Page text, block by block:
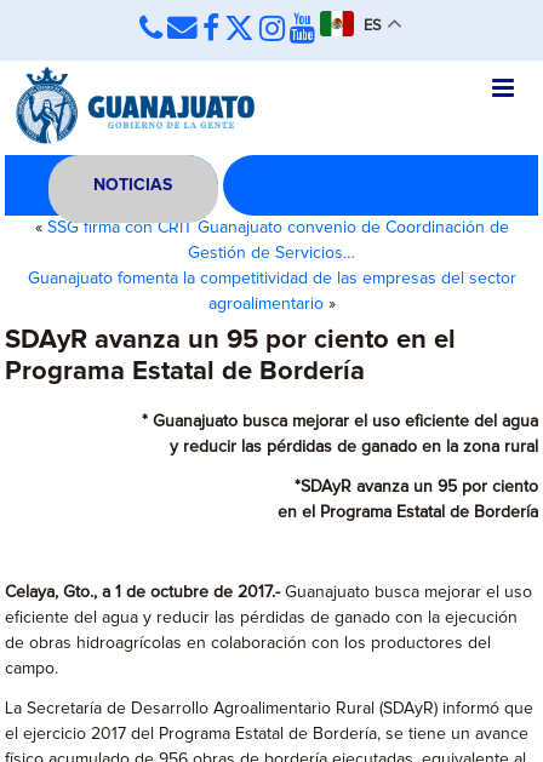
ES
NOTICIAS
« SSG firma con CRIT Guanajuato convenio de Coordinación de
Gestión de Servicios…
Guanajuato fomenta la competitividad de las empresas del sector
agroalimentario»
SDAyR avanza un 95 por ciento en el
Programa Estatal de Bordería
* Guanajuato busca mejorar el uso eficiente del agua
y reducir las pérdidas de ganado en la zona rural
*SDAyR avanza un 95 por ciento
en el Programa Estatal de Bordería
Celaya, Gto., a 1 de octubre de 2017.-Guanajuato busca mejorar el uso
eficiente del agua y reducir las pérdidas de ganado con la ejecución
de obras hidroagrícolas en colaboración con los productores del
campo.
La Secretaría de Desarrollo Agroalimentario Rural (SDAyR) informó que
el ejercicio 2017 del Programa Estatal de Bordería, se tiene un avance